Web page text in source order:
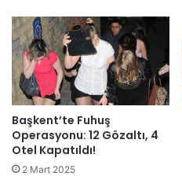
Başkent’te Fuhuş
Operasyonu: 12 Gözaltı, 4
Otel Kapatıldı!
2 Mart 2025